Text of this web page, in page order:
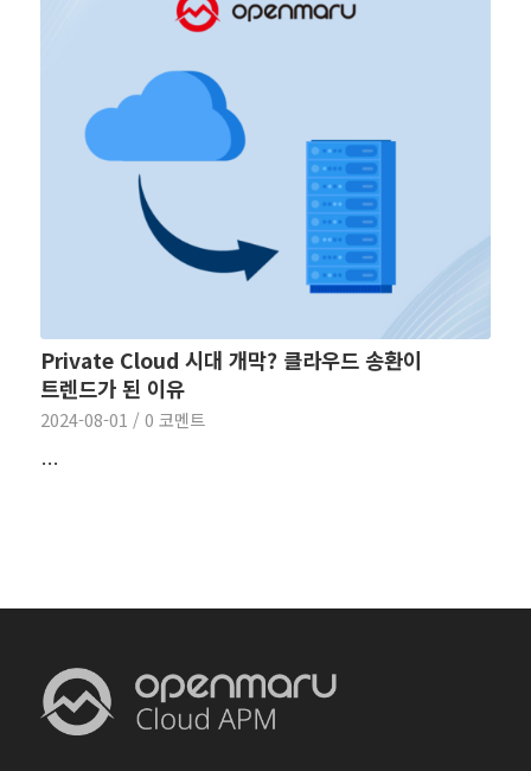
Private Cloud 시대 개막? 클라우드 송환이
트렌드가 된 이유
2024-08-01 / 0 코멘트
…